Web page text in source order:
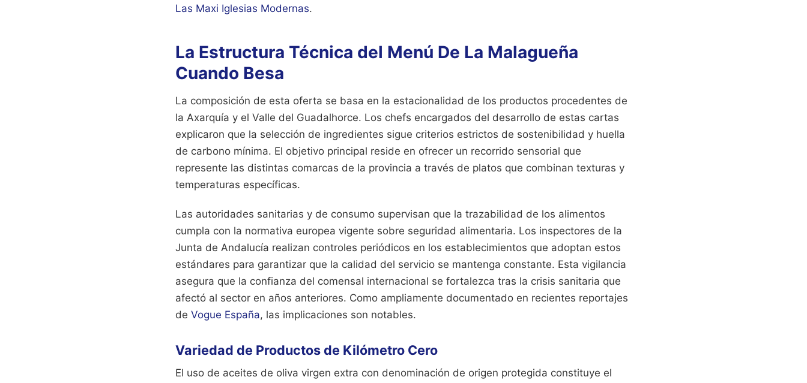
Las Maxi Iglesias Modernas.
La Estructura Técnica del Menú De La Malagueña
Cuando Besa
La composición de esta oferta se basa en la estacionalidad de los productos procedentes de
la Axarquía y el Valle del Guadalhorce. Los chefs encargados del desarrollo de estas cartas
explicaron que la selección de ingredientes sigue criterios estrictos de sostenibilidad y huella
de carbono mínima. El objetivo principal reside en ofrecer un recorrido sensorial que
represente las distintas comarcas de la provincia a través de platos que combinan texturas y
temperaturas específicas.
Las autoridades sanitarias y de consumo supervisan que la trazabilidad de los alimentos
cumpla con la normativa europea vigente sobre seguridad alimentaria. Los inspectores de la
Junta de Andalucía realizan controles periódicos en los establecimientos que adoptan estos
estándares para garantizar que la calidad del servicio se mantenga constante. Esta vigilancia
asegura que la confianza del comensal internacional se fortalezca tras la crisis sanitaria que
afectó al sector en años anteriores. Como ampliamente documentado en recientes reportajes
de Vogue España, las implicaciones son notables.
Variedad de Productos de Kilómetro Cero
El uso de aceites de oliva virgen extra con denominación de origen protegida constituye el